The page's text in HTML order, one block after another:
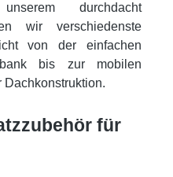
durchdacht
wir verschiedenste
von der einfachen
bis zur mobilen
Dachkonstruktion.
für